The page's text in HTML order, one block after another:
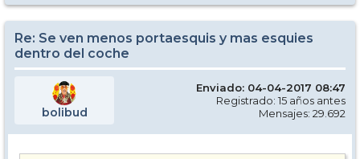
Re: Se ven menos portaesquis y mas esquies
dentro del coche
bolibud
Enviado: 04-04-2017 08:47
Registrado: 15 años antes
Mensajes: 29.692